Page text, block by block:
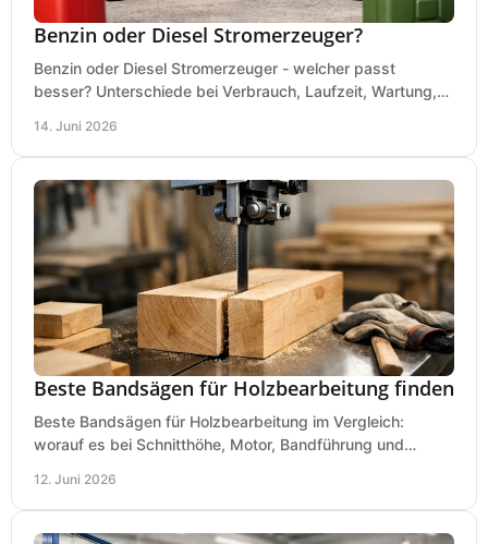
Benzin oder Diesel Stromerzeuger?
Benzin oder Diesel Stromerzeuger - welcher passt
besser? Unterschiede bei Verbrauch, Laufzeit, Wartung,
14. Juni 2026
Beste Bandsägen für Holzbearbeitung finden
Beste Bandsägen für Holzbearbeitung im Vergleich:
worauf es bei Schnitthöhe, Motor, Bandführung und
12. Juni 2026